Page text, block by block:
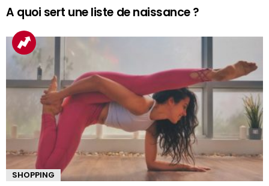
A quoi sert une liste de naissance ?
SHOPPING